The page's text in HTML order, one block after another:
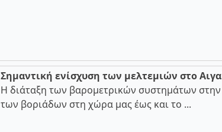
Σημαντική ενίσχυση των μελτεμιών στο
Η διάταξη των βαρομετρικών συστημάτων στην
των βοριάδων στη χώρα μας έως και το ...